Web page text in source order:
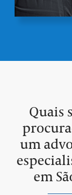
Quais
um
em